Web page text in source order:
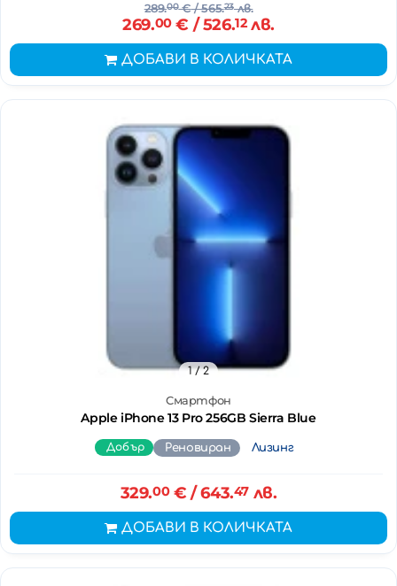
289.00€/ 565.23лв.
269.00€ / 526.12лв.
ДОБАВИ В КОЛИЧКАТА
Смартфон
Apple iPhone 13 Pro 256GB Sierra Blue
1/ 2
Добър Реновиран Лизинг
329.00€ / 643.47лв.
ДОБАВИ В КОЛИЧКАТА